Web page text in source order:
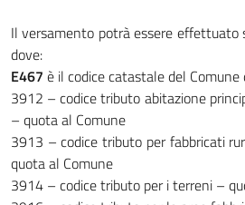
Il versamento potrà essere
dove:
E467 è il codice catastale del Comune
3912 – codice tributo abitazione
– quota al Comune
3913 – codice tributo per fabbricati
quota al Comune
3914 – codice tributo per i terreni –